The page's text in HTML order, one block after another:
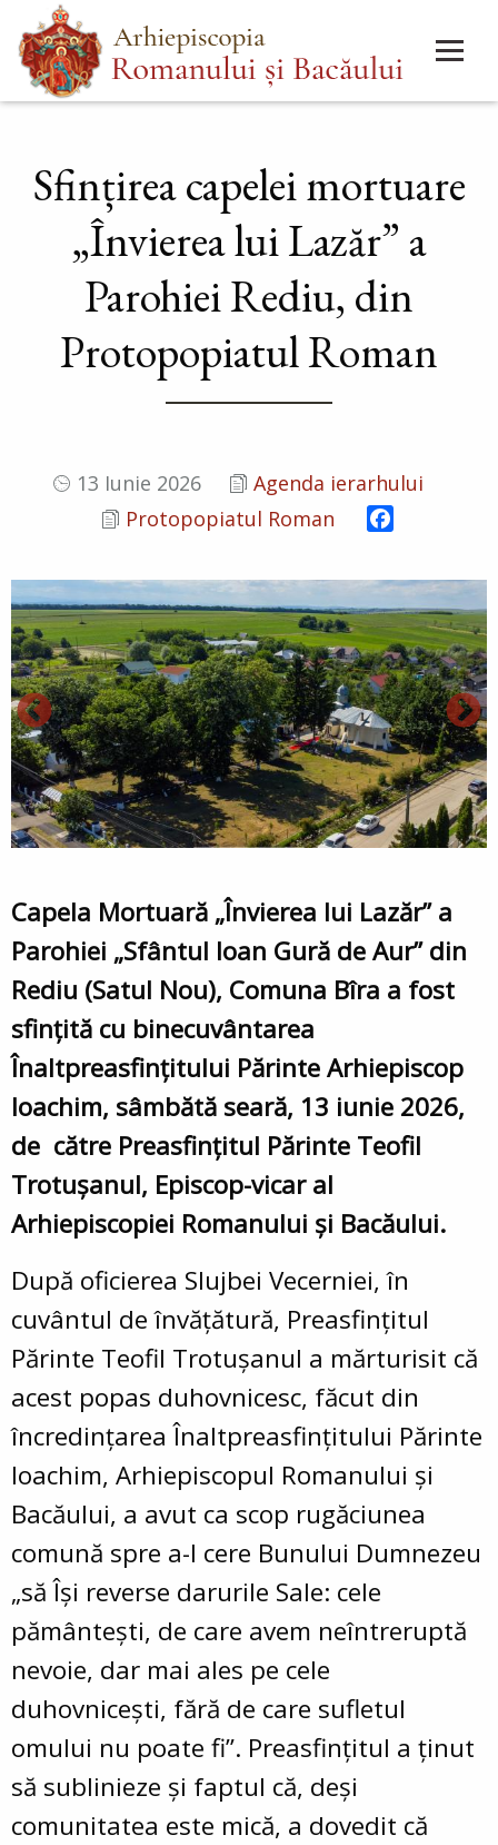
Mergi
la
conţinutul
Main
menu
Sfințirea capelei mortuare
„Învierea lui Lazăr” a
Parohiei Rediu, din
Protopopiatul Roman
13 Iunie 2026
Agenda ierarhului
Protopopiatul Roman
Capela Mortuară „Învierea lui Lazăr” a
Parohiei „Sfântul Ioan Gură de Aur” din
Rediu (Satul Nou), Comuna Bîra a fost
sfințită cu binecuvântarea
Înaltpreasfințitului Părinte Arhiepiscop
Ioachim, sâmbătă seară, 13 iunie 2026,
de către Preasfințitul Părinte Teofil
Trotușanul, Episcop-vicar al
Arhiepiscopiei Romanului și Bacăului.
După oficierea Slujbei Vecerniei, în
cuvântul de învățătură, Preasfințitul
Părinte Teofil Trotușanul a mărturisit că
acest popas duhovnicesc, făcut din
încredințarea Înaltpreasfințitului Părinte
Ioachim, Arhiepiscopul Romanului și
Bacăului, a avut ca scop rugăciunea
comună spre a-I cere Bunului Dumnezeu
„să Își reverse darurile Sale: cele
pământești, de care avem neîntreruptă
nevoie, dar mai ales pe cele
duhovnicești, fără de care sufletul
omului nu poate fi”. Preasfințitul a ținut
să sublinieze și faptul că, deși
comunitatea este mică, a dovedit că